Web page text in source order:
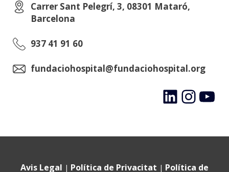
Carrer Sant Pelegrí, 3, 08301 Mataró,
Barcelona
937 41 91 60
fundaciohospital@fundaciohospital.org
LinkedInInstagram
YouTube
Avis Legal | Política de Privacitat | Política de